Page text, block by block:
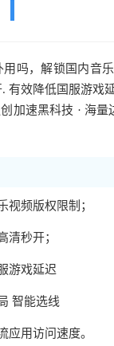
吗，解锁国内音
有效降低国服游戏
加速黑科技 · 海
视频版权限制；
清秒开；
游戏延迟
智能选线
应用访问速度。